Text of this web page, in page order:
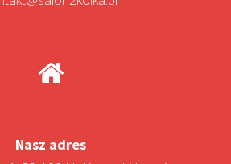
Nasz adres